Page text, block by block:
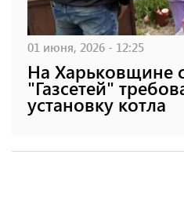
01 июня, 2026 - 12:25
На Харьковщине
"Газсетей"
установку котла